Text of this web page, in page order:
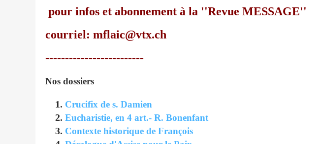
pour infos et abonnement à la ''Revue MESSAGE''
courriel: mflaic@vtx.ch
-------------------------
Nos dossiers
Crucifix de s. Damien
Eucharistie, en 4 art.- R. Bonenfant
Contexte historique de François